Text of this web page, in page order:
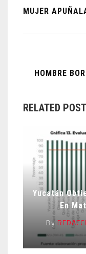
MUJER
HOMBRE
RELATED
Yucatán
En
By